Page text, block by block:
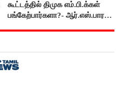
கூட்டத்தில் திமுக எம்.பி.க்கள்
பங்கேற்பார்களா?- ஆர்.எஸ்.பாரதி